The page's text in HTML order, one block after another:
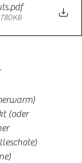
.pdf
(oder